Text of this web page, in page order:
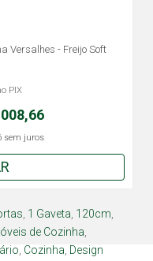
Versalhes - Freijo Soft
sem juros
PIX
1 Gaveta 120cm
de Cozinha
Cozinha Design